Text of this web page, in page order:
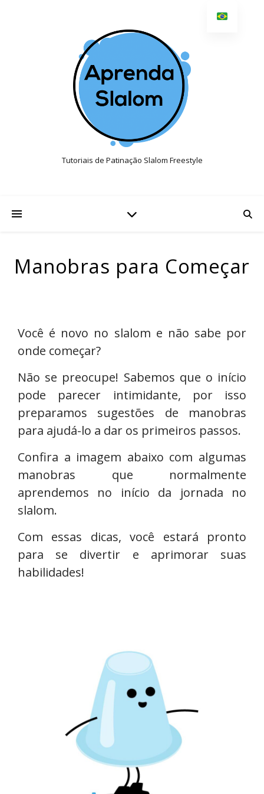
Tutoriais de Patinação Slalom Freestyle
Manobras para Começar
Você é novo no slalom e não sabe por
onde começar?
Não se preocupe! Sabemos que o início
pode parecer intimidante, por isso
preparamos sugestões de manobras
para ajudá-lo a dar os primeiros passos.
Confira a imagem abaixo com algumas
manobras que normalmente
aprendemos no início da jornada no
slalom.
Com essas dicas, você estará pronto
para se divertir e aprimorar suas
habilidades!